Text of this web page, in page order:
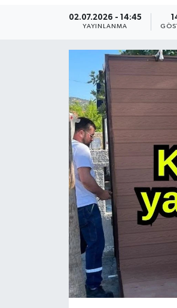
02.07.2026 - 14:45
YAYINLANMA
Haber Arşivi